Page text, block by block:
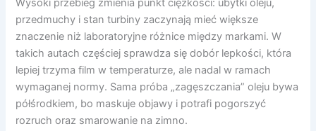
Wysoki przebieg zmienia punkt ciężkości: ubytki oleju,
przedmuchy i stan turbiny zaczynają mieć większe
znaczenie niż laboratoryjne różnice między markami. W
takich autach częściej sprawdza się dobór lepkości, która
lepiej trzyma film w temperaturze, ale nadal w ramach
wymaganej normy. Sama próba „zagęszczania” oleju bywa
półśrodkiem, bo maskuje objawy i potrafi pogorszyć
rozruch oraz smarowanie na zimno.